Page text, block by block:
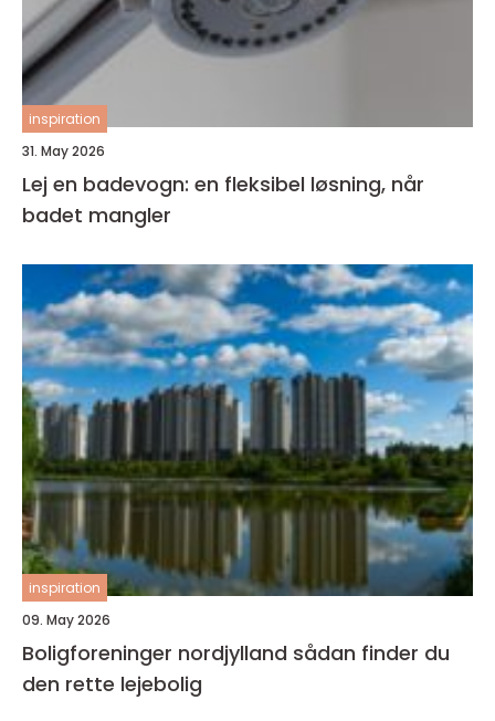
inspiration
31. May 2026
Lej en badevogn: en fleksibel løsning, når
badet mangler
inspiration
09. May 2026
Boligforeninger nordjylland sådan finder du
den rette lejebolig